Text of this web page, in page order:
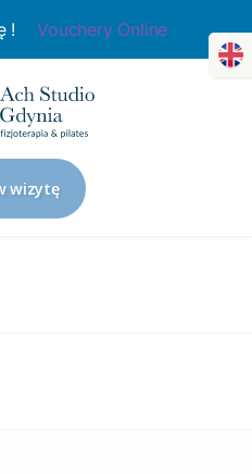
! Vouchery Online
wizytę